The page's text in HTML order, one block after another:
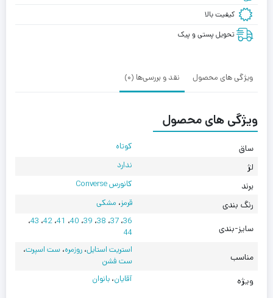
Converse
70
High
des
کیفیت بالا
تحویل پستی و پیک
ویژگی های محصول نقد و بررسی‌ها (0)
ویژگی های محصول
ساق کوتاه
لژ ندارد
برند کانورس Converse
رنگ بندی قرمز، مشکی
سایز-بندی
36،37، 38، 39، 40، 41،42، 43،
44
مناسب
استریت استایل،روزمره،ست اسپرت،
ست فشن
ویژه آقایان،بانوان